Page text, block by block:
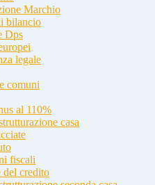
Marchio
bilancio
Dps
legale
comuni
al 110%
casa
fiscali
del credito